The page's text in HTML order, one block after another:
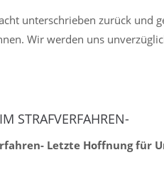
unterschrieben zurück und
Wir werden uns
STRAFVERFAHREN-
Letzte Hoffnung für